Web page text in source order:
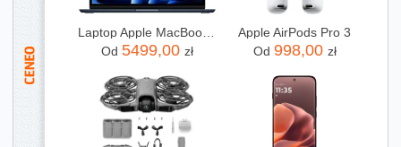
Laptop Apple MacBook Air 13,6"/M5/16GB/512GB/macOS (MDHE4ZEA)
Od 5499,00 zł
Apple AirPods Pro 3
Od 998,00 zł